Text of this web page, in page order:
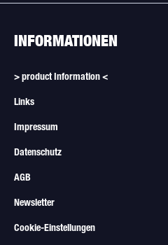
INFORMATIONEN
> product Information <
Links
Impressum
Datenschutz
AGB
Newsletter
Cookie-Einstellungen